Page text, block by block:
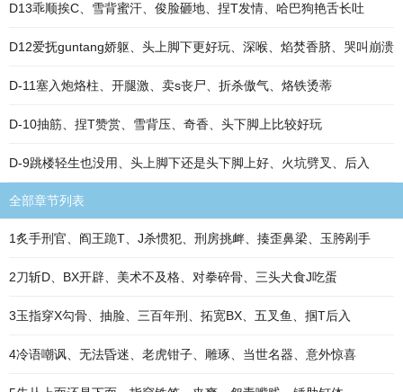
D13乖顺挨C、雪背蜜汗、俊脸砸地、捏T发情、哈巴狗艳舌长吐
D12爱抚guntang娇躯、头上脚下更好玩、深喉、焰焚香脐、哭叫崩溃
D-11塞入炮烙柱、开腿激、卖s丧尸、折杀傲气、烙铁烫蒂
D-10抽筋、捏T赞赏、雪背压、奇香、头下脚上比较好玩
D-9跳楼轻生也没用、头上脚下还是头下脚上好、火坑劈叉、后入
全部章节列表
1炙手刑官、阎王跪T、J杀惯犯、刑房挑衅、揍歪鼻梁、玉胯剐手
2刀斩D、BX开辟、美术不及格、对拳碎骨、三头犬食J吃蛋
3玉指穿X勾骨、抽脸、三百年刑、拓宽BX、五叉鱼、掴T后入
4冷语嘲讽、无法昏迷、老虎钳子、雕琢、当世名器、意外惊喜